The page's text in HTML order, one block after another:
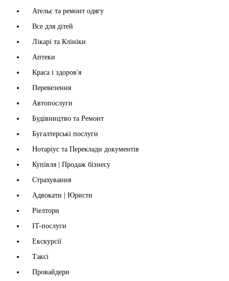
Ательє та ремонт одягу
Все для дітей
Лікарі та Клініки
Аптеки
Краса і здоров'я
Перевезення
Автопослуги
Будівництво та Ремонт
Бугалтерські послуги
Нотаріус та Переклади документів
Купівля | Продаж бізнесу
Страхування
Адвокати | Юристи
Ріелтори
IT-послуги
Екскурсії
Таксі
Провайдери